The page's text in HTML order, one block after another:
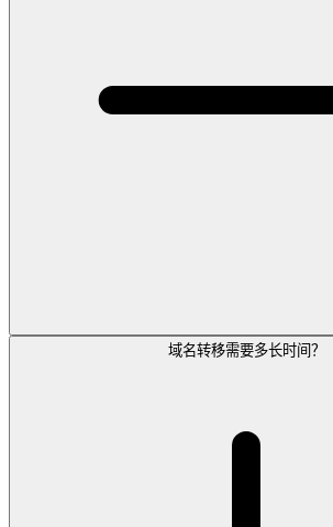
域名转移需要多长时间？